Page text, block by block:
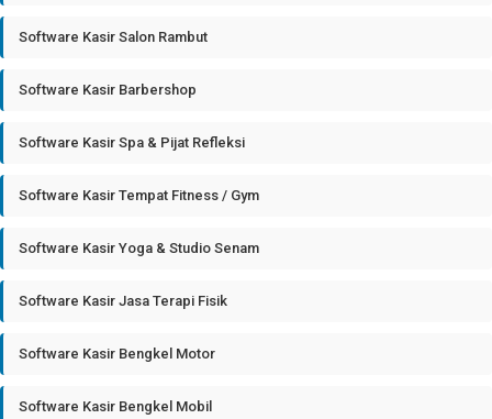
Software Kasir Salon Rambut
Software Kasir Barbershop
Software Kasir Spa & Pijat Refleksi
Software Kasir Tempat Fitness / Gym
Software Kasir Yoga & Studio Senam
Software Kasir Jasa Terapi Fisik
Software Kasir Bengkel Motor
Software Kasir Bengkel Mobil